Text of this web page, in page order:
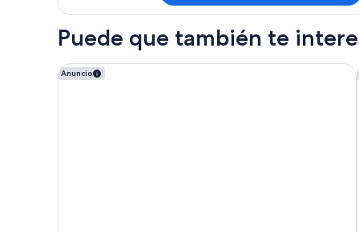
doble,
privado
Puede que también te
Anuncio
Palais Aix Kabaj & Spa